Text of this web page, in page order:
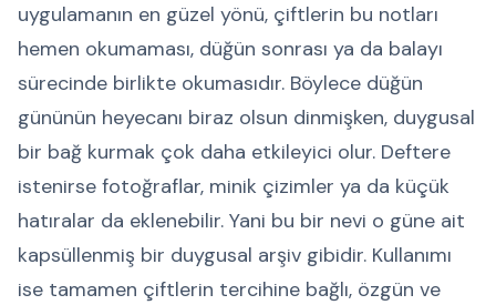
uygulamanın en güzel yönü, çiftlerin bu notları
hemen okumaması, düğün sonrası ya da balayı
sürecinde birlikte okumasıdır. Böylece düğün
gününün heyecanı biraz olsun dinmişken, duygusal
bir bağ kurmak çok daha etkileyici olur. Deftere
istenirse fotoğraflar, minik çizimler ya da küçük
hatıralar da eklenebilir. Yani bu bir nevi o güne ait
kapsüllenmiş bir duygusal arşiv gibidir. Kullanımı
ise tamamen çiftlerin tercihine bağlı, özgün ve